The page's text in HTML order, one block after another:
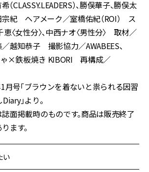
CLASSY.LEADERS）、勝俣華子、勝俣太
宗紀 ヘアメーク／室橋佑紀（ROI） ス
〈女性分〉、中西ナオ〈男性分〉 取材／
越知恭子 撮影協力／AWABEES、
ゃ×鉄板焼き KIBORI 再構成／
月号「ブラウンを着ないと祟られる因習
Diary」より。
面掲載時のものです。商品は販売終了
ます。
い